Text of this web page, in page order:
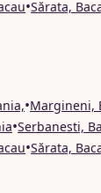
•Sărata,
•Margineni,
•Serbanesti,
•Sărata,